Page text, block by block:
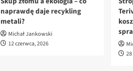
naprawdę daje recykling
metali?
Michał Jankowski
12 czerwca, 2026